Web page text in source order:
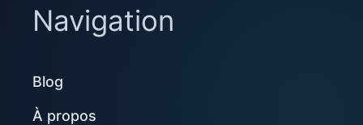
Navigation
Blog
À propos